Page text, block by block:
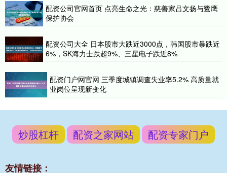
配资公司官网首页 点亮生命之光：慈善家吕文扬与鹭鹰
保护协会
配资公司大全 日本股市大跌近3000点，韩国股市暴跌近
6%，SK海力士跌超9%、三星电子跌近8%
配资门户网官网 三季度城镇调查失业率5.2% 高质量就
业岗位呈现新变化
炒股杠杆 配资之家网站 配资专家门户
友情链接：